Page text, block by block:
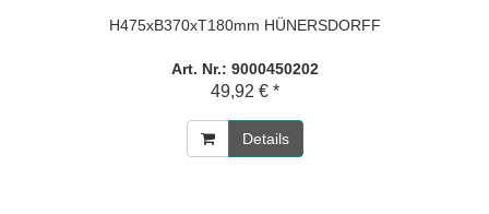
H475xB370xT180mm HÜNERSDORFF
Art. Nr.: 9000450202
49,92 € *
Details